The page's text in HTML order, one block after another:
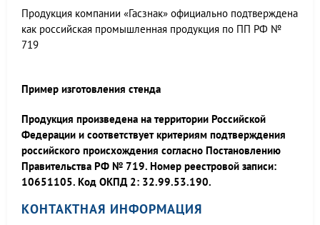
Продукция компании «Гасзнак» официально подтверждена
как российская промышленная продукция по ПП РФ №
719
Пример изготовления стенда
Продукция произведена на территории Российской
Федерации и соответствует критериям подтверждения
российского происхождения согласно Постановлению
Правительства РФ № 719. Номер реестровой записи:
10651105. Код ОКПД 2: 32.99.53.190.
КОНТАКТНАЯ ИНФОРМАЦИЯ